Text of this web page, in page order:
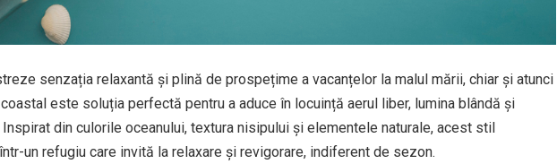
senzația relaxantă și plină de prospețime a vacanțelor la malul mării, chiar și atunci
este soluția perfectă pentru a aduce în locuință aerul liber, lumina blândă și
din culorile oceanului, textura nisipului și elementele naturale, acest stil
un refugiu care invită la relaxare și revigorare, indiferent de sezon.